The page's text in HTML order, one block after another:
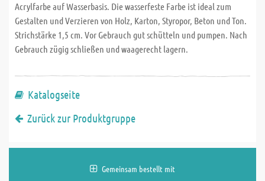
Acrylfarbe auf Wasserbasis. Die wasserfeste Farbe ist ideal zum
Gestalten und Verzieren von Holz, Karton, Styropor, Beton und Ton.
Strichstärke 1,5 cm. Vor Gebrauch gut schütteln und pumpen. Nach
Gebrauch zügig schließen und waagerecht lagern.
Katalogseite
Zurück zur Produktgruppe
Gemeinsam bestellt mit